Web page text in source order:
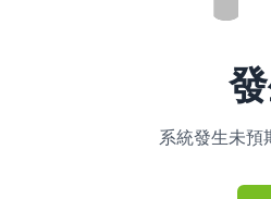
系統發生未預